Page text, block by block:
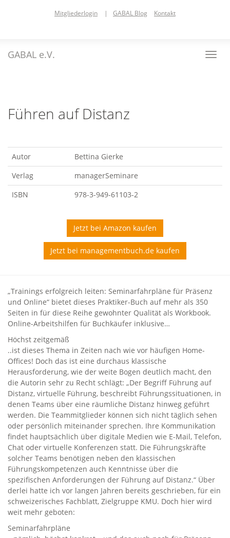
Mitgliederlogin | GABAL Blog Kontakt
GABAL e.V.
Führen auf Distanz
Autor
Bettina Gierke
Verlag
managerSeminare
ISBN
978-3-949-61103-2
Jetzt bei Amazon kaufen
Jetzt bei managementbuch.de kaufen
„Trainings erfolgreich leiten: Seminarfahrpläne für Präsenz
und Online“ bietet dieses Praktiker-Buch auf mehr als 350
Seiten in für diese Reihe gewohnter Qualität als Workbook.
Online-Arbeitshilfen für Buchkäufer inklusive…
Höchst zeitgemäß
..ist dieses Thema in Zeiten nach wie vor häufigen Home-
Offices! Doch das ist eine durchaus klassische
Herausforderung, wie der weite Bogen deutlich macht, den
die Autorin sehr zu Recht schlägt: „Der Begriff Führung auf
Distanz, virtuelle Führung, beschreibt Führungssituationen, in
denen Teams über eine räumliche Distanz hinweg geführt
werden. Die Teammitglieder können sich nicht täglich sehen
oder persönlich miteinander sprechen. Ihre Kommunikation
findet hauptsächlich über digitale Medien wie E-Mail, Telefon,
Chat oder virtuelle Konferenzen statt. Die Führungskräfte
solcher Teams benötigen neben den klassischen
Führungskompetenzen auch Kenntnisse über die
spezifischen Anforderungen der Führung auf Distanz.“ Über
derlei hatte ich vor langen Jahren bereits geschrieben, für ein
schweizerisches Fachblatt, Zielgruppe KMU. Doch hier wird
weit mehr geboten:
Seminarfahrpläne